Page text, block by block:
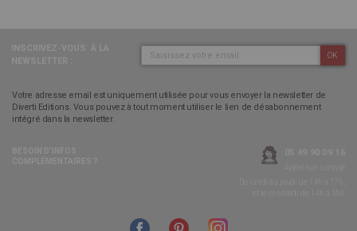
OK
Votre adresse email est uniquement utilisée pour vous envoyer la newsletter de
Diverti Editions. Vous pouvez à tout moment utiliser le lien de désabonnement
intégré dans la newsletter.